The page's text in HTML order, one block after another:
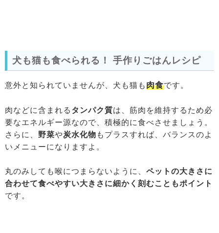
犬も猫も食べられる！ 手作りごはんレシピ
意外と知られていませんが、犬も猫も肉食です。
肉などに含まれる タンパク質は、筋肉を維持するため必
要なエネルギー源なので、積極的に食べさせましょう。
さらに、 野菜や炭水化物 もプラスすれば、バランスのよ
いメニューになりますよ。
丸のみしても喉につまらないように、 ペットの大きさに
合わせて食べやすい大きさに細かく刻むこともポイント
です。